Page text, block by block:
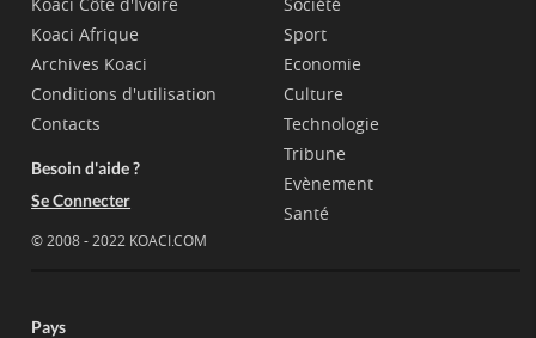
Koaci Afrique
Archives Koaci
Conditions d'utilisation
Contacts
Besoin d'aide ?
Se Connecter
© 2008 - 2022 KOACI.COM
Sport
Economie
Culture
Technologie
Tribune
Evènement
Santé
Pays